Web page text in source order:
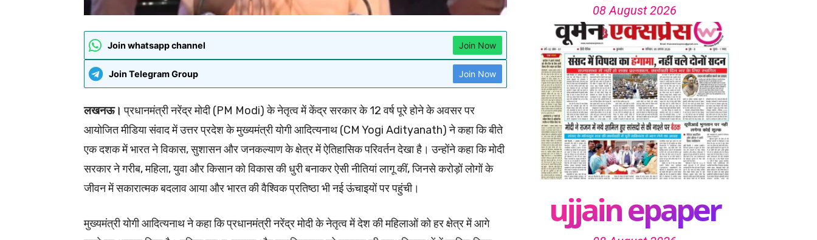
Join whatsapp channel Join Now
Join Telegram Group Join Now
लखनऊ। प्रधानमंत्री नरेंद्र मोदी (PM Modi) के नेतृत्व में केंद्र सरकार के 12 वर्ष पूरे होने के अवसर पर
आयोजित मीडिया संवाद में उत्तर प्रदेश के मुख्यमंत्री योगी आदित्यनाथ (CM Yogi Adityanath) ने कहा कि बीते
एक दशक में भारत ने विकास, सुशासन और जनकल्याण के क्षेत्र में ऐतिहासिक परिवर्तन देखा है। उन्होंने कहा कि मोदी
सरकार ने गरीब, महिला, युवा और किसान को विकास की धुरी बनाकर ऐसी नीतियां लागू कीं, जिनसे करोड़ों लोगों के
जीवन में सकारात्मक बदलाव आया और भारत की वैश्विक प्रतिष्ठा भी नई ऊंचाइयों पर पहुंची।
मुख्यमंत्री योगी आदित्यनाथ ने कहा कि प्रधानमंत्री नरेंद्र मोदी के नेतृत्व में देश की महिलाओं को हर क्षेत्र में आगे
08 August 2026
ujjain epaper